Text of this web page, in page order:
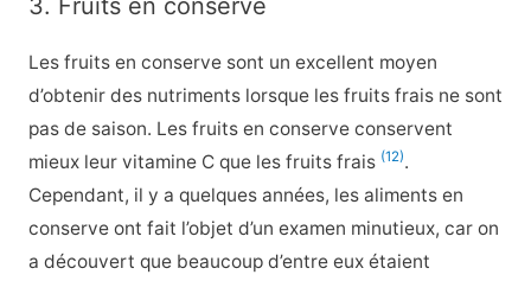
Les fruits en conserve sont un excellent moyen
d’obtenir des nutriments lorsque les fruits frais ne sont
pas de saison. Les fruits en conserve conservent
mieux leur vitamine C que les fruits frais (12).
Cependant, il y a quelques années, les aliments en
conserve ont fait l’objet d’un examen minutieux, car on
a découvert que beaucoup d’entre eux étaient